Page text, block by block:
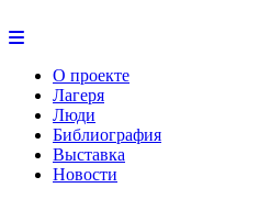
О проекте
Лагеря
Люди
Библиография
Выставка
Новости